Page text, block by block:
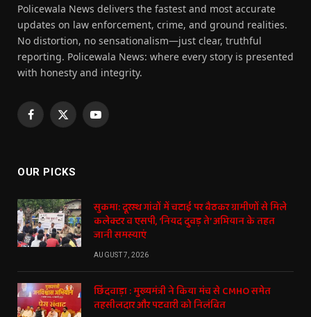
Policewala News delivers the fastest and most accurate
updates on law enforcement, crime, and ground realities.
No distortion, no sensationalism—just clear, truthful
reporting. Policewala News: where every story is presented
with honesty and integrity.
Facebook
X
YouTube
OUR PICKS
सुकमा: दूरस्थ गांवों में चटाई पर बैठकर ग्रामीणों से मिले
कलेक्टर व एसपी, ‘नियद दुवड़ ते’ अभियान के तहत
जानी समस्याएं
AUGUST 7, 2026
छिंदवाड़ा : मुख्यमंत्री ने किया मंच से CMHO समेत
तहसीलदार और पटवारी को निलंबित